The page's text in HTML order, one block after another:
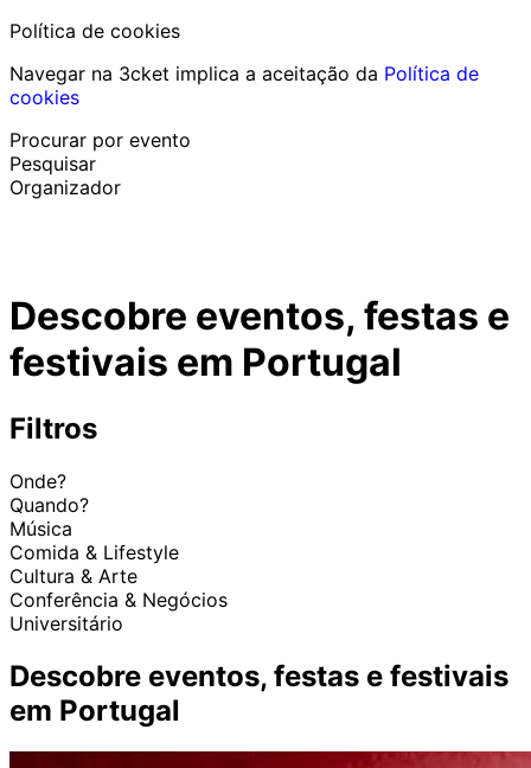
Política de cookies
Navegar na 3cket implica a aceitação da Política de
cookies
Procurar por evento
Pesquisar
Organizador
Ajuda ao participantePerdi o meu bilhete
Login Promover evento
Descobre eventos, festas e
festivais em Portugal
Filtros
Onde?
Quando?
Música
Comida & Lifestyle
Cultura & Arte
Conferência & Negócios
Universitário
Descobre eventos, festas e festivais
em Portugal